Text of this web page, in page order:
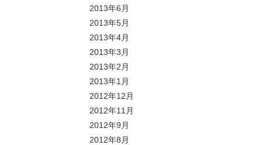
2013年6月
2013年5月
2013年4月
2013年3月
2013年2月
2013年1月
2012年12月
2012年11月
2012年9月
2012年8月